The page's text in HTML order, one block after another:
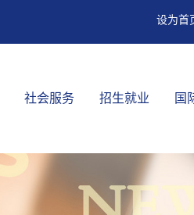
设为首
社会服务 招生就业 国